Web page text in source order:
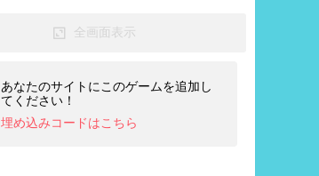
全画面表示
あなたのサイトにこのゲームを追加し
てください！
埋め込みコードはこちら